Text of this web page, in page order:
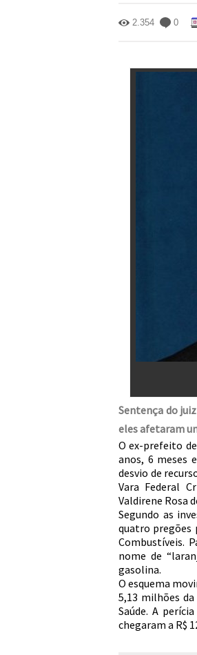
2.354 0
Sentença do
eles afetaram
O ex-prefeito
anos, 6 meses
desvio de
Vara Federal
Valdirene Rosa
Segundo as
quatro pregões
Combustíveis.
nome de
gasolina.
O esquema
5,13 milhões
Saúde. A
chegaram a R$